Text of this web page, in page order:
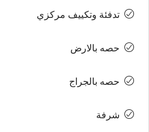
تدفئة وتكييف مركزي
حصه بالارض
حصه بالجراج
شرفة